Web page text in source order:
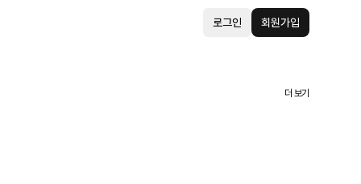
로그인 회원가입
더 보기